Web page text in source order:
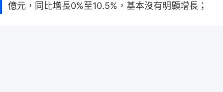
億元，同比增長0%至10.5%，基本沒有明顯增長；